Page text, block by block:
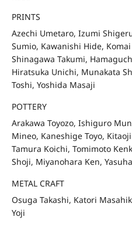
PRINTS
Azechi Umetaro, Izumi
Sumio, Kawanishi Hide,
Shinagawa Takumi,
Hiratsuka Unichi, Munakata
Toshi, Yoshida Masaji
POTTERY
Arakawa Toyozo, Ishiguro
Mineo, Kaneshige Toyo,
Tamura Koichi, Tomimoto
Shoji, Miyanohara Ken,
METAL CRAFT
Osuga Takashi, Katori
Yoji